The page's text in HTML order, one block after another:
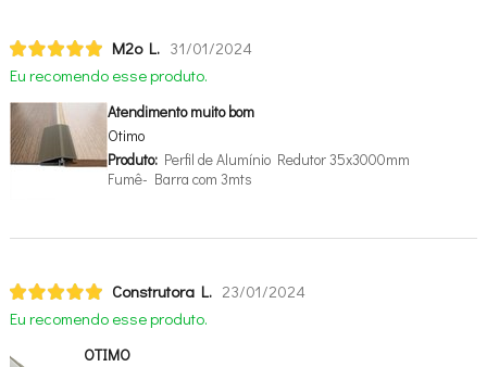
M2o L. 31/01/2024
Eu recomendo esse produto.
Atendimento muito bom
Otimo
Produto:Perfil de Alumínio Redutor 35x3000mm
Fumê- Barra com 3mts
Construtora L. 23/01/2024
Eu recomendo esse produto.
OTIMO